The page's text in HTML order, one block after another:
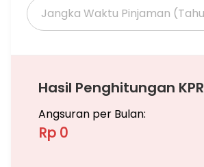
Hasil Penghitungan KPR
Angsuran per Bulan:
Rp 0